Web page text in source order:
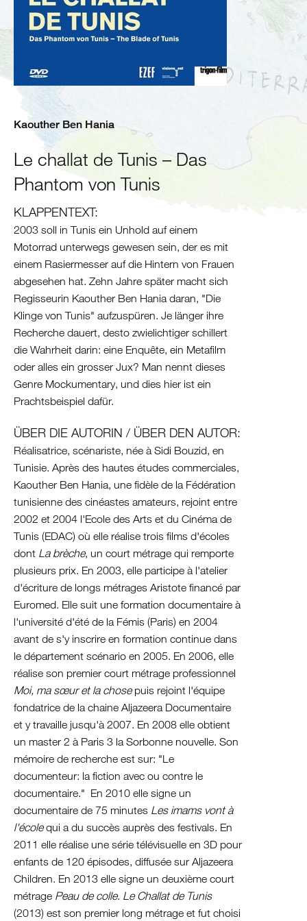
Tunesien
Libyen
Nördliche
Mittelmeerküste
Spanien
Frankreich
Balkan
Kroatien
Montenegro
und
Herzegowina
Albanien
Kosovo
Nordmazedonien
Serbien
Griechenland
/
Türkei
/
Griechenland
Türkei
Zypern
Levante
/
Ägypten
Syrien
Libanon
Israel
Palästina
Ägypten
Kaouther Ben Hania
Le challat de Tunis – Das
Phantom von Tunis
KLAPPENTEXT:
2003 soll in Tunis ein Unhold auf einem
Motorrad unterwegs gewesen sein, der es mit
einem Rasiermesser auf die Hintern von Frauen
abgesehen hat. Zehn Jahre später macht sich
Regisseurin Kaouther Ben Hania daran, "Die
Klinge von Tunis" aufzuspüren. Je länger ihre
Recherche dauert, desto zwielichtiger schillert
die Wahrheit darin: eine Enquête, ein Metafilm
oder alles ein grosser Jux? Man nennt dieses
Genre Mockumentary, und dies hier ist ein
Prachtsbeispiel dafür.
ÜBER DIE AUTORIN / ÜBER DEN AUTOR:
Réalisatrice, scénariste, née à Sidi Bouzid, en
Tunisie. Après des hautes études commerciales,
Kaouther Ben Hania, une fidèle de la Fédération
tunisienne des cinéastes amateurs, rejoint entre
2002 et 2004 l'Ecole des Arts et du Cinéma de
Tunis (EDAC) où elle réalise trois films d'écoles
dont La brèche, un court métrage qui remporte
plusieurs prix. En 2003, elle participe à l'atelier
d'écriture de longs métrages Aristote financé par
Euromed. Elle suit une formation documentaire à
l'université d'été de la Fémis (Paris) en 2004
avant de s'y inscrire en formation continue dans
le département scénario en 2005. En 2006, elle
réalise son premier court métrage professionnel
Moi, ma sœur et la chosepuis rejoint l'équipe
fondatrice de la chaine Aljazeera Documentaire
et y travaille jusqu'à 2007. En 2008 elle obtient
un master 2 à Paris 3 la Sorbonne nouvelle. Son
mémoire de recherche est sur: "Le
documenteur: la fiction avec ou contre le
documentaire." En 2010 elle signe un
documentaire de 75 minutes Les imams vont à
l'écolequi a du succès auprès des festivals. En
2011 elle réalise une série télévisuelle en 3D pour
enfants de 120 épisodes, diffusée sur Aljazeera
Children. En 2013 elle signe un deuxième court
métrage Peau de colle. Le Challat de Tunis
(2013) est son premier long métrage et fut choisi